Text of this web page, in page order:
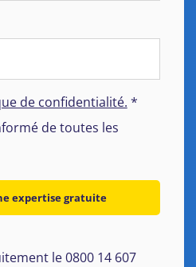
de confidentialité. *
de toutes les
expertise gratuite
le 0800 14 607